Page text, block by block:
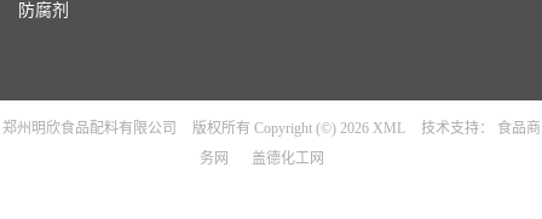
防腐剂
郑州明欣食品配料有限公司 版权所有 Copyright (©) 2026 XML 技术支持：
食品商
务网
盖德化工网